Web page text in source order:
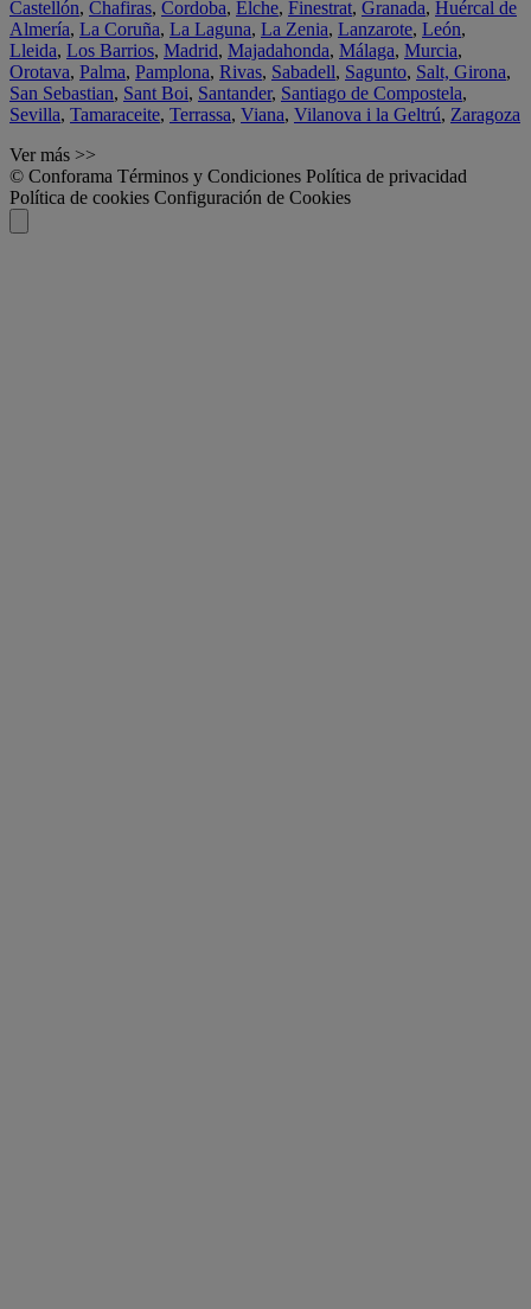
Castellón, Chafiras, Cordoba, Elche, Finestrat, Granada, Huércal de
Almería, La Coruña, La Laguna, La Zenia, Lanzarote, León,
Lleida, Los Barrios, Madrid, Majadahonda, Málaga, Murcia,
Orotava, Palma, Pamplona, Rivas, Sabadell, Sagunto, Salt, Girona,
San Sebastian, Sant Boi, Santander, Santiago de Compostela,
Sevilla, Tamaraceite, Terrassa, Viana, Vilanova i la Geltrú, Zaragoza
Ver más >>
© Conforama Términos y Condiciones Política de privacidad
Política de cookies Configuración de Cookies